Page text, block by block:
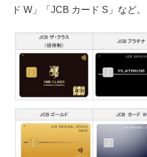
ド W」「JCB カード S」など。